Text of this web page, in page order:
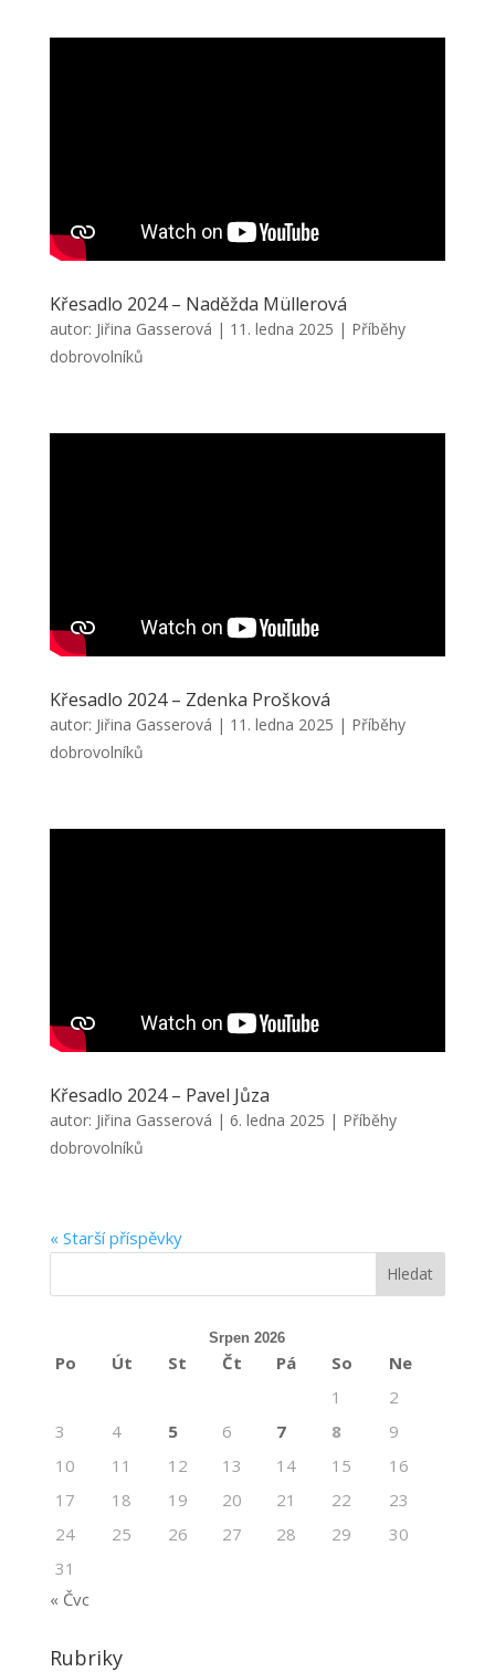
Křesadlo 2024 – Naděžda Müllerová
autor: Jiřina Gasserová | 11. ledna 2025 | Příběhy
dobrovolníků
Křesadlo 2024 – Zdenka Prošková
autor: Jiřina Gasserová | 11. ledna 2025 | Příběhy
dobrovolníků
Křesadlo 2024 – Pavel Jůza
autor: Jiřina Gasserová | 6. ledna 2025 | Příběhy
dobrovolníků
« Starší příspěvky
Srpen 2026
Po Út St Čt Pá So
Ne
1
2
3
4 5 6 7 8
9
10
11 12 13 14 15
16
17
18 19 20 21 22
23
24
25 26 27 28 29
30
31
« Čvc
Rubriky